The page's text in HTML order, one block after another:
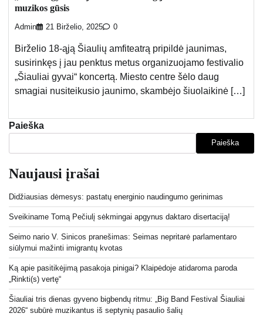
muzikos gūsis
Admin 21 Birželio, 2025 0
Birželio 18-ąją Šiaulių amfiteatrą pripildė jaunimas,
susirinkęs į jau penktus metus organizuojamo festivalio
„Šiauliai gyvai“ koncertą. Miesto centre šėlo daug
smagiai nusiteikusio jaunimo, skambėjo šiuolaikinė […]
Paieška
Paieška
Naujausi įrašai
Didžiausias dėmesys: pastatų energinio naudingumo gerinimas
Sveikiname Tomą Pečiulį sėkmingai apgynus daktaro disertaciją!
Seimo nario V. Sinicos pranešimas: Seimas nepritarė parlamentaro
siūlymui mažinti imigrantų kvotas
Ką apie pasitikėjimą pasakoja pinigai? Klaipėdoje atidaroma paroda
„Rinkti(s) vertę“
Šiauliai tris dienas gyveno bigbendų ritmu: „Big Band Festival Šiauliai
2026“ subūrė muzikantus iš septynių pasaulio šalių